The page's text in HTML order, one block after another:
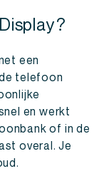
een
telefoon
en werkt
of in de
overal. Je